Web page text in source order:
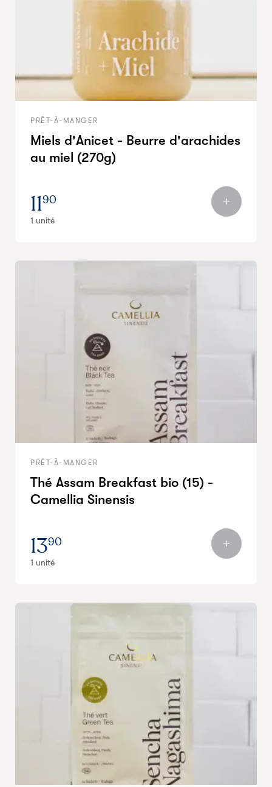
PRÊT-À-MANGER
Miels d'Anicet - Beurre d'arachides
au miel (270g)
1190
1 unité
PRÊT-À-MANGER
Thé Assam Breakfast bio (15) -
Camellia Sinensis
1390
1 unité